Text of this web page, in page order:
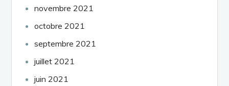
novembre 2021
octobre 2021
septembre 2021
juillet 2021
juin 2021